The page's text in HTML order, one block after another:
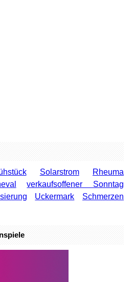
Solarstrom
Rheuma
verkaufsoffener Sonntag
Uckermark
Schmerzen